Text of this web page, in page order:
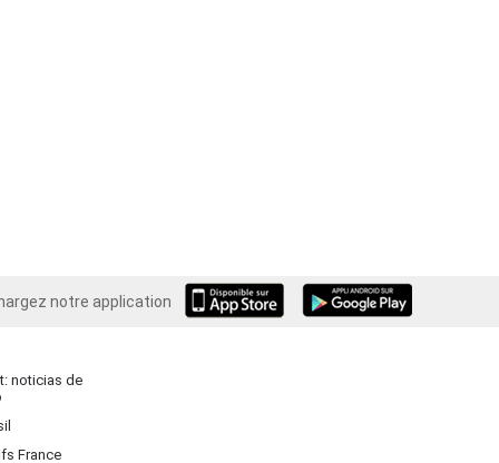
notre application
Android
noticias de
France